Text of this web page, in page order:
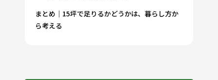
まとめ｜15坪で足りるかどうかは、暮らし方か
ら考える